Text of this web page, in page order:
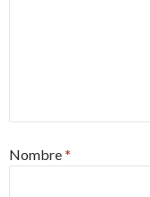
Nombre*